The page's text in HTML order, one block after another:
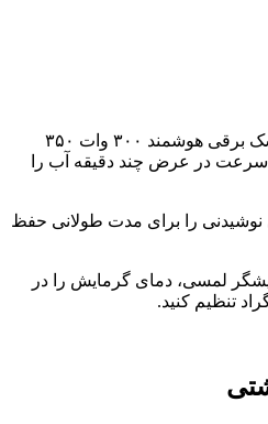
Deerma DEM-DR035 یک فلاسک برقی هوشمند ۳۰۰ وات ۳۵۰
سرعت در عرض چند دقیقه آب را
نوشیدنی را برای مدت طولانی حفظ
لمسی، دمای گرمایش را در